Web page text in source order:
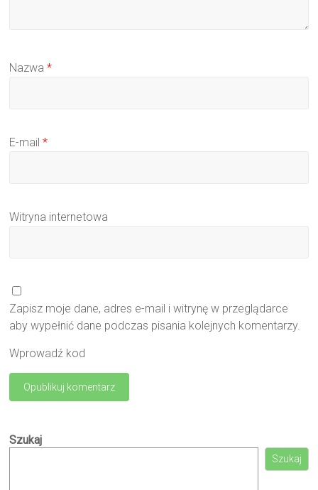
Nazwa*
E-mail*
Witryna internetowa
Zapisz moje dane, adres e-mail i witrynę w przeglądarce
aby wypełnić dane podczas pisania kolejnych komentarzy.
Wprowadź kod
Szukaj
Szukaj